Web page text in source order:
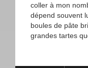
coller à mon
dépend souvent
boules de pâte
grandes tartes